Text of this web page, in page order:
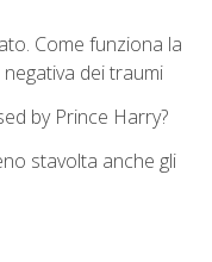
Come funziona la
dei traumi
by Prince Harry?
stavolta anche gli